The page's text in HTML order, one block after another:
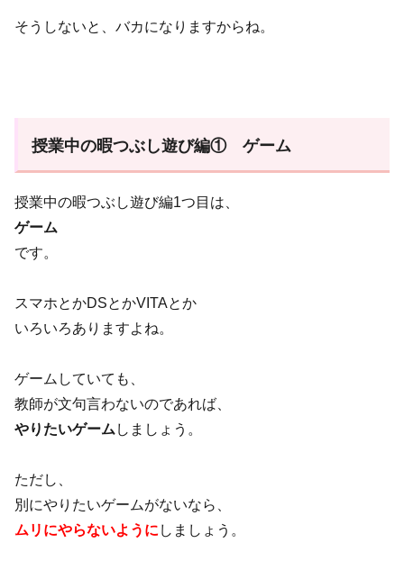
そうしないと、バカになりますからね。
授業中の暇つぶし遊び編① ゲーム
授業中の暇つぶし遊び編1つ目は、
ゲーム
です。
スマホとかDSとかVITAとか
いろいろありますよね。
ゲームしていても、
教師が文句言わないのであれば、
やりたいゲーム しましょう。
ただし、
別にやりたいゲームがないなら、
ムリにやらないように しましょう。